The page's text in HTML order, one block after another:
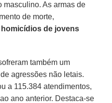
masculino. As armas de
de morte,
homicídios de jovens
também um
agressões não letais.
a 115.384 atendimentos,
ano anterior. Destaca-se